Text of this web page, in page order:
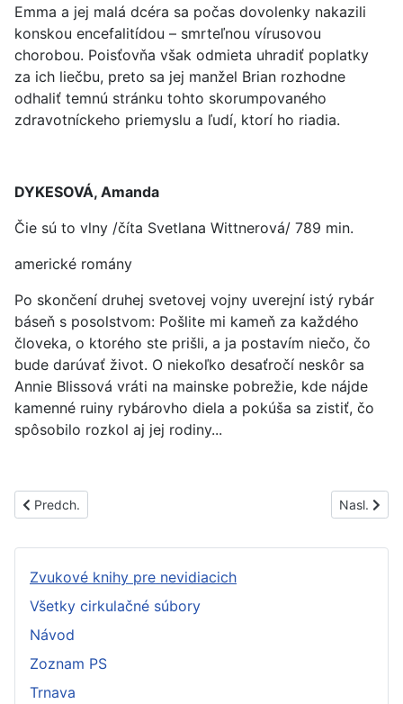
Emma a jej malá dcéra sa počas dovolenky nakazili
konskou encefalitídou – smrteľnou vírusovou
chorobou. Poisťovňa však odmieta uhradiť poplatky
za ich liečbu, preto sa jej manžel Brian rozhodne
odhaliť temnú stránku tohto skorumpovaného
zdravotníckeho priemyslu a ľudí, ktorí ho riadia.
DYKESOVÁ, Amanda
Čie sú to vlny /číta Svetlana Wittnerová/ 789 min.
americké romány
Po skončení druhej svetovej vojny uverejní istý rybár
báseň s posolstvom: Pošlite mi kameň za každého
človeka, o ktorého ste prišli, a ja postavím niečo, čo
bude darúvať život. O niekoľko desaťročí neskôr sa
Annie Blissová vráti na mainske pobrežie, kde nájde
kamenné ruiny rybárovho diela a pokúša sa zistiť, čo
spôsobilo rozkol aj jej rodiny...
Predchádzajúci článok: PS1578B
Predch. Nasl.
Zvukové knihy pre nevidiacich
Všetky cirkulačné súbory
Návod
Zoznam PS
Trnava